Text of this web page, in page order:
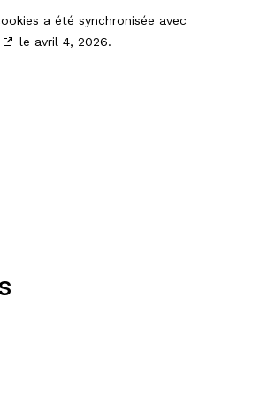
a été synchronisée avec
le avril 4, 2026.